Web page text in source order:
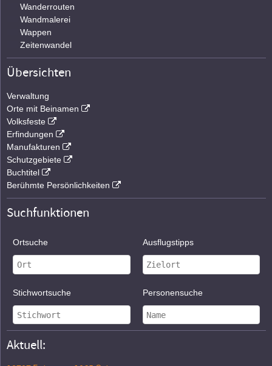
Wanderrouten
Wandmalerei
Wappen
Zeitenwandel
Übersichten
Verwaltung
Orte mit Beinamen
Volksfeste
Erfindungen
Manufakturen
Schutzgebiete
Buchtitel
Berühmte Persönlichkeiten
Suchfunktionen
Ortsuche Ausflugstipps
Stichwortsuche Personensuche
Aktuell: